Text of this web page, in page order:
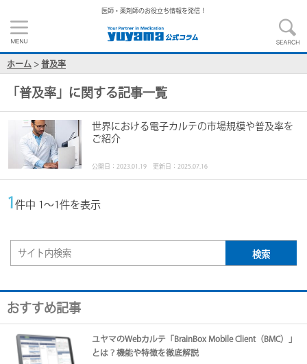
医師・薬剤師のお役立ち情報を発信！
ホーム > 普及率
普及率 」に関する記事一覧
世界における電子カルテの市場規模や普及率を
ご紹介
公開日：2023.01.19 更新日：2025.07.16
1 件中 1～1件を表示
おすすめ記事
ユヤマのWebカルテ「BrainBox Mobile Client（BMC）」
とは？機能や特徴を徹底解説